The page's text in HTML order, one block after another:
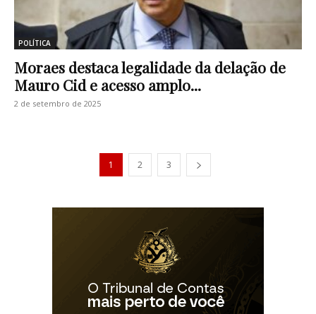
POLÍTICA
Moraes destaca legalidade da delação de
Mauro Cid e acesso amplo...
2 de setembro de 2025
1 2 3